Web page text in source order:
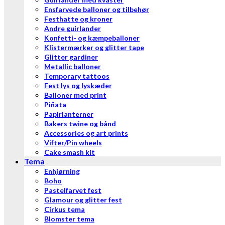
Ensfarvede balloner og tilbehør
Festhatte og kroner
Andre guirlander
Konfetti- og kæmpeballoner
Klistermærker og glitter tape
Glitter gardiner
Metallic balloner
Temporary tattoos
Fest lys og lyskæder
Balloner med print
Piñata
Papirlanterner
Bakers twine og bånd
Accessories og art prints
Vifter/Pin wheels
Cake smash kit
Tema
Enhjørning
Boho
Pastelfarvet fest
Glamour og glitter fest
Cirkus tema
Blomster tema